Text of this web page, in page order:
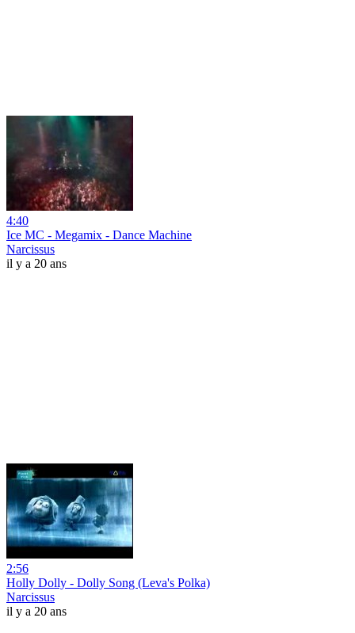
4:40
Ice MC - Megamix - Dance Machine
Narcissus
il y a 20 ans
2:56
Holly Dolly - Dolly Song (Leva's Polka)
Narcissus
il y a 20 ans